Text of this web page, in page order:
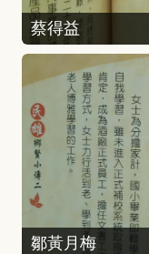
蔡得益
鄒黃月梅